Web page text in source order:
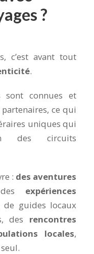
?
c’est avant tout
.
sont connues et
ce qui
uniques qui
des circuits
: des aventures
expériences
de guides locaux
des rencontres
locales,